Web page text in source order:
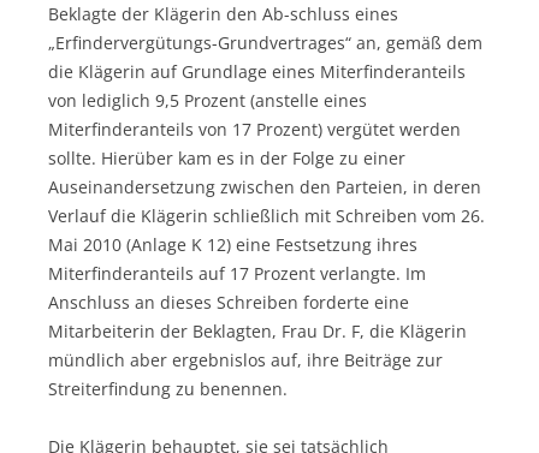
Beklagte der Klägerin den Ab-schluss eines
„Erfindervergütungs-Grundvertrages“ an, gemäß dem
die Klägerin auf Grundlage eines Miterfinderanteils
von lediglich 9,5 Prozent (anstelle eines
Miterfinderanteils von 17 Prozent) vergütet werden
sollte. Hierüber kam es in der Folge zu einer
Auseinandersetzung zwischen den Parteien, in deren
Verlauf die Klägerin schließlich mit Schreiben vom 26.
Mai 2010 (Anlage K 12) eine Festsetzung ihres
Miterfinderanteils auf 17 Prozent verlangte. Im
Anschluss an dieses Schreiben forderte eine
Mitarbeiterin der Beklagten, Frau Dr. F, die Klägerin
mündlich aber ergebnislos auf, ihre Beiträge zur
Streiterfindung zu benennen.
Die Klägerin behauptet, sie sei tatsächlich